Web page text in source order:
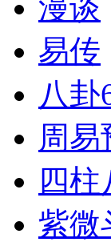
漫谈
易传
八卦
周易
四柱
紫微